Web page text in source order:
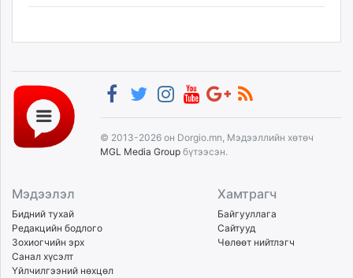
© 2013-2026 он Dorgio.mn, Мэдээллийн хөтөч
MGL Media Group бүтээсэн.
Мэдээлэл
Бидний тухай
Редакцийн бодлого
Зохиогчийн эрх
Санал хүсэлт
Үйлчилгээний нөхцөл
Хамтрагч
Байгууллага
Сайтууд
Чөлөөт нийтлэгч